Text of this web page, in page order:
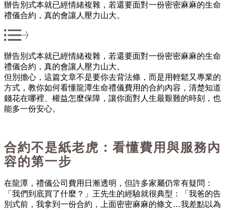
辦告別式本就已經情緒複雜，若還要面對一份密密麻麻的生命
禮儀合約，真的會讓人壓力山大。
辦告別式本就已經情緒複雜，若還要面對一份密密麻麻的生命
禮儀合約，真的會讓人壓力山大。
但別擔心，這篇文章不是要你去背法條，而是用輕鬆又專業的
方式，教你如何看懂龍潭生命禮儀費用的合約內容，清楚知道
錢花在哪裡、權益怎麼保障，讓你面對人生最艱難的時刻，也
能多一份安心。
合約不是紙老虎：看懂費用與服務內
容的第一步
在龍潭，禮儀公司費用日漸透明，但許多家屬仍常有疑問：
「我們到底買了什麼？」 王先生的經驗就很典型：「我爸的告
別式前，我拿到一份合約，上面密密麻麻的條文…我差點以為